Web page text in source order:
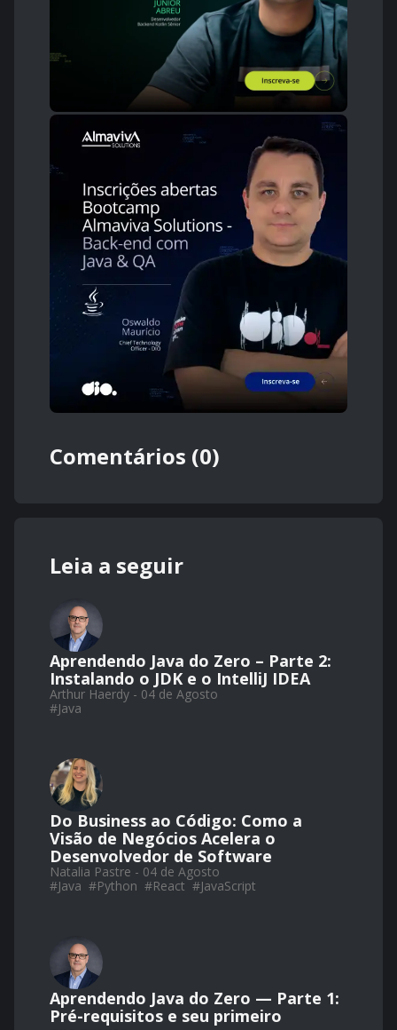
Comentários (0)
Leia a seguir
Aprendendo Java do Zero – Parte 2:
Instalando o JDK e o IntelliJ IDEA
Arthur Haerdy - 04 de Agosto
#Java
Do Business ao Código: Como a
Visão de Negócios Acelera o
Desenvolvedor de Software
Natalia Pastre - 04 de Agosto
#Java #Python #React #JavaScript
Aprendendo Java do Zero — Parte 1:
Pré-requisitos e seu primeiro